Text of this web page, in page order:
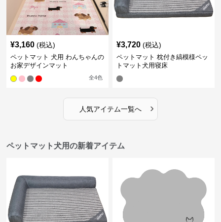
¥3,160 (税込)
ペットマット 犬用 わんちゃんの
お家デザインマット
全4色
¥3,720 (税込)
ペットマット 枕付き縞模様ペッ
トマット犬用寝床
人気アイテム一覧へ ›
ペットマット犬用の新着アイテム